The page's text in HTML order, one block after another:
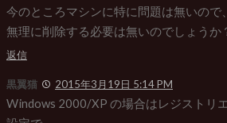
今のところマシンに特に問題は無いので、
無理に削除する必要は無いのでしょうか
返信
黒翼猫 2015年3月19日 5:14 PM
Windows 2000/XP の場合はレジストリ